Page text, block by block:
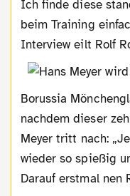
Ich finde diese
beim Training
Interview eilt Rolf
Borussia
nachdem dieser
Meyer tritt nach:
wieder so spießig
Darauf erstmal nen